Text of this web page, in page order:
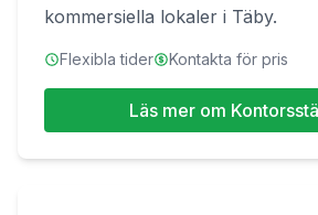
kommersiella lokaler i Täby.
Flexibla tider Kontakta för pris
Läs mer om